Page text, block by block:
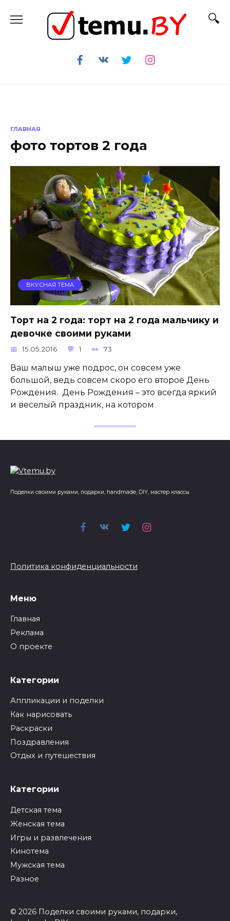
содержанию
ГЛАВНАЯ
фото тортов 2 года
ВКУСНАЯ ТЕМА
Торт на 2 года: торт на 2 года мальчику и
девочке своими руками
15.05.2016 1 73
Ваш малыш уже подрос, он совсем уже
большой, ведь совсем скоро его второе День
Рождения. День Рождения – это всегда яркий
и веселый праздник, на котором
Поделки своими руками, подарки, handmade, DIY, мастер классы
Политика конфиденциальности
Меню
Главная
Реклама
О проекте
Категории
Аппликации и поделки
Как нарисовать
Раскраски
Поздравления
Отдых и путешествия
Категории
Детская тема
Женская тема
Игры и развлечения
Кинотема
Мужская тема
Разное
© 2026 Поделки своими руками, подарки,